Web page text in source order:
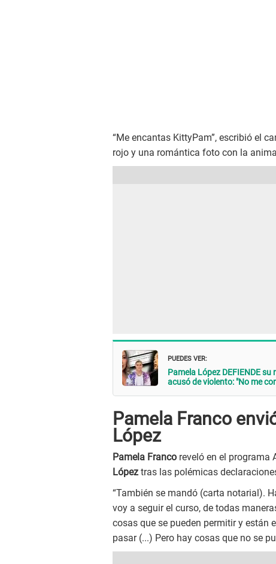
“Me encantas KittyPam”, escribió el
rojo y una romántica foto con la
PUEDES VER:
Pamela López DEFIENDE
acusó de violento: "No me
Pamela Franco
López
Pamela Franco reveló en el programa
López tras las polémicas
“También se mandó (carta notarial).
voy a seguir el curso, de todas
cosas que se pueden permitir y están
pasar (...) Pero hay cosas que no se